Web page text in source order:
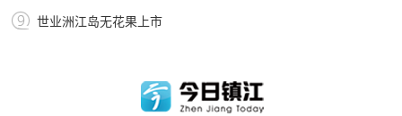
世业洲江岛无花果上市